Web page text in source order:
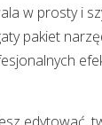
w prosty i
pakiet